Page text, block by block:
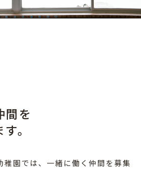
間を
。
稚園では、一緒に働く仲間を募集